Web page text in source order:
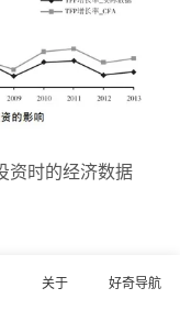
资时的经济数据
关于 好奇导航